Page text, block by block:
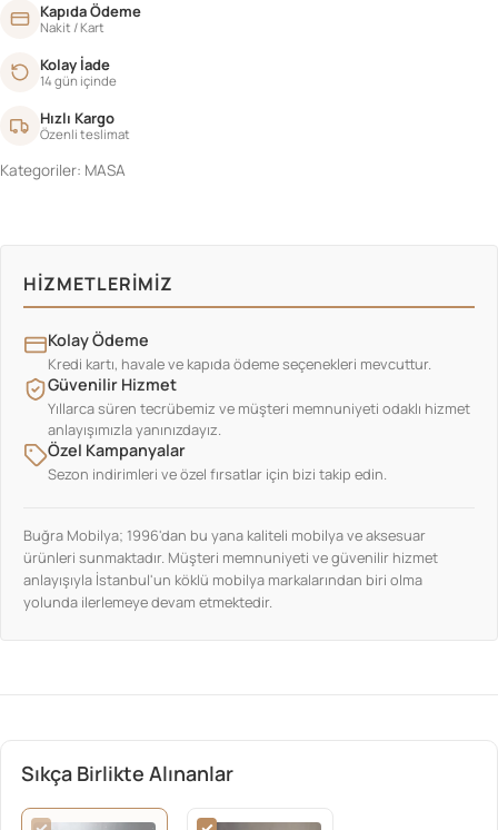
Kapıda Ödeme
Nakit / Kart
Kolay İade
14 gün içinde
Hızlı Kargo
Özenli teslimat
Kategoriler: MASA
HIZMETLERIMIZ
Kolay Ödeme
Kredi kartı, havale ve kapıda ödeme seçenekleri mevcuttur.
Güvenilir Hizmet
Yıllarca süren tecrübemiz ve müşteri memnuniyeti odaklı hizmet
anlayışımızla yanınızdayız.
Özel Kampanyalar
Sezon indirimleri ve özel fırsatlar için bizi takip edin.
Buğra Mobilya; 1996'dan bu yana kaliteli mobilya ve aksesuar
ürünleri sunmaktadır. Müşteri memnuniyeti ve güvenilir hizmet
anlayışıyla İstanbul'un köklü mobilya markalarından biri olma
yolunda ilerlemeye devam etmektedir.
Sıkça Birlikte Alınanlar